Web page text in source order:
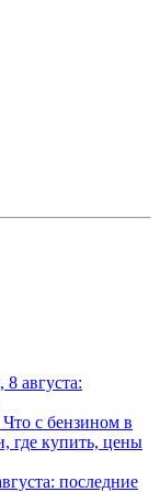
августа:
Что с бензином в
где купить, цены
последние